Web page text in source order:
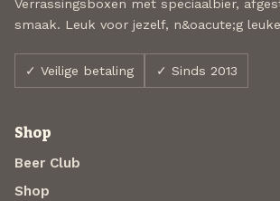
Verrassingsboxen met speciaalbier,
smaak. Leuk voor jezelf, n&oacute;g
✓ Veilige betaling ✓ Sinds 2013
Shop
Beer Club
Shop